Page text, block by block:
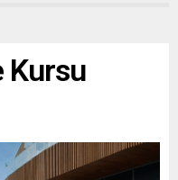
Kursu